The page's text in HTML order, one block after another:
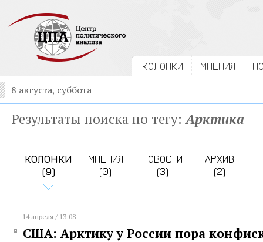
КОЛОНКИ МНЕНИЯ
8 августа, суббота
Результаты поиска по тегу:Арктика
КОЛОНКИ
(9)
МНЕНИЯ
(0)
НОВОСТИ
(3)
АРХИВ
(2)
14 апреля / 13:08
США: Арктику у России пора